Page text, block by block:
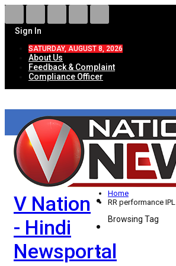
Sign In
SATURDAY, AUGUST 8, 2026
About Us
Feedback & Complaint
Compliance Officer
V Nation
- Hindi
Newsportal
HOME
ताज़ा खबरें
देश
विदेश
राज्य
Home
RR performance IPL
Browsing Tag